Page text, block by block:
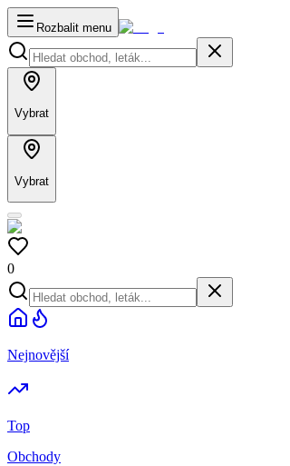
Rozbalit menu
Vybrat
Vybrat
0
Nejnovější
Top
Obchody